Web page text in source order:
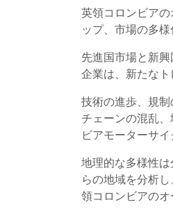
英領コロンビア
ップ、市場の多
先進国市場と新
企業は、新たな
技術の進歩、規
チェーンの混乱
ビアモーターサ
地理的な多様性
らの地域を分析
領コロンビアの